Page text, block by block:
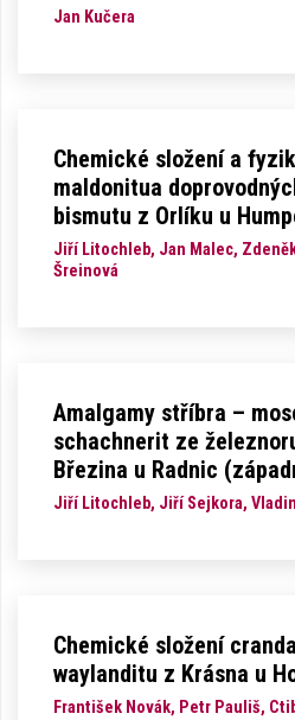
Jan Kučera
Chemické složení a
maldonitua
bismutu z Orlíku u
Jiří Litochleb, Jan Malec,
Šreinová
Amalgamy stříbra –
schachnerit ze
Březina u Radnic
Jiří Litochleb, Jiří Sejkora,
Chemické složení
waylanditu z Krásna u
František Novák, Petr Pauliš,